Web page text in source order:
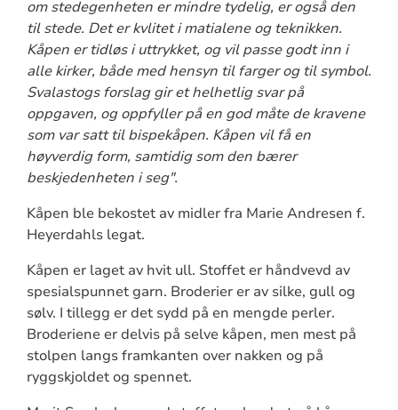
om stedegenheten er mindre tydelig, er også den
til stede. Det er kvlitet i matialene og teknikken.
Kåpen er tidløs i uttrykket, og vil passe godt inn i
alle kirker, både med hensyn til farger og til symbol.
Svalastogs forslag gir et helhetlig svar på
oppgaven, og oppfyller på en god måte de kravene
som var satt til bispekåpen. Kåpen vil få en
høyverdig form, samtidig som den bærer
beskjedenheten i seg".
Kåpen ble bekostet av midler fra Marie Andresen f.
Heyerdahls legat.
Kåpen er laget av hvit ull. Stoffet er håndvevd av
spesialspunnet garn. Broderier er av silke, gull og
sølv. I tillegg er det sydd på en mengde perler.
Broderiene er delvis på selve kåpen, men mest på
stolpen langs framkanten over nakken og på
ryggskjoldet og spennet.